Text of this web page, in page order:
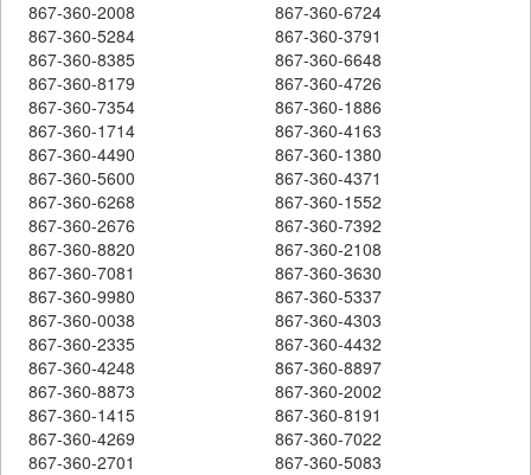
867-360-2008
867-360-6724
867-360-5284
867-360-3791
867-360-8385
867-360-6648
867-360-8179
867-360-4726
867-360-7354
867-360-1886
867-360-1714
867-360-4163
867-360-4490
867-360-1380
867-360-5600
867-360-4371
867-360-6268
867-360-1552
867-360-2676
867-360-7392
867-360-8820
867-360-2108
867-360-7081
867-360-3630
867-360-9980
867-360-5337
867-360-0038
867-360-4303
867-360-2335
867-360-4432
867-360-4248
867-360-8897
867-360-8873
867-360-2002
867-360-1415
867-360-8191
867-360-4269
867-360-7022
867-360-2701
867-360-5083